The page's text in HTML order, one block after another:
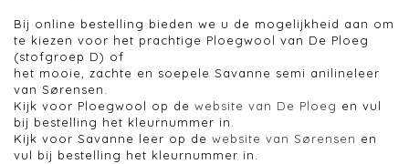
Bij online bestelling bieden we u de mogelijkheid aan om
te kiezen voor het prachtige Ploegwool van De Ploeg
(stofgroep D) of
het mooie, zachte en soepele Savanne semi anilineleer
van Sørensen.
Kijk voor Ploegwool op de website van De Ploeg en vul
bij bestelling het kleurnummer in.
Kijk voor Savanne leer op de website van Sørensen en
vul bij bestelling het kleurnummer in.